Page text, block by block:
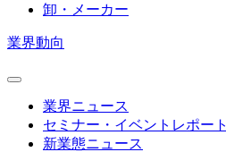
卸・メーカー
業界動向
業界ニュース
セミナー・イベントレポート
新業態ニュース